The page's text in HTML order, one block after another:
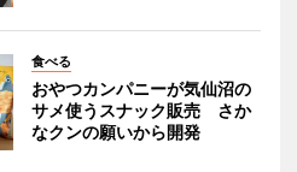
食べる
おやつカンパニーが気仙沼の
サメ使うスナック販売 さか
なクンの願いから開発